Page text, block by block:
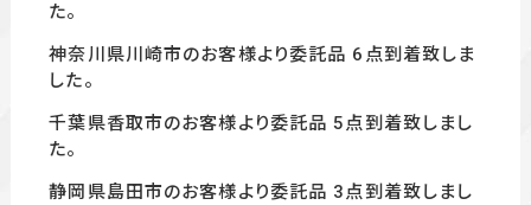
た。
神奈川県川崎市のお客様より委託品 6 点到着致しま
した。
千葉県香取市のお客様より委託品 5点到着致しまし
た。
静岡県島田市のお客様より委託品 3点到着致しまし